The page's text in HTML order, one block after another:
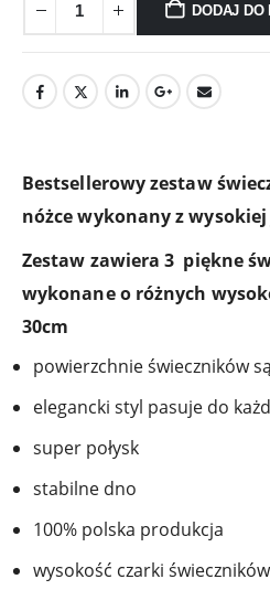
DODAJ
Bestsellerowy zestaw
nóżce wykonany z wysokiej
Zestaw zawiera 3 piękne
wykonane o różnych
30cm
powierzchnie świeczników
elegancki styl pasuje do
super połysk
stabilne dno
100% polska produkcja
wysokość czarki